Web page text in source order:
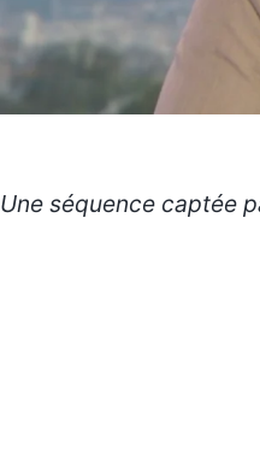
Une séquence captée